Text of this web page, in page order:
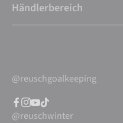
Händlerbereich
@reuschgoalkeeping
@reuschwinter